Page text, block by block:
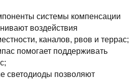
системы компенсации
воздействия
каналов, рвов и террас;
помогает поддерживать
светодиоды позволяют